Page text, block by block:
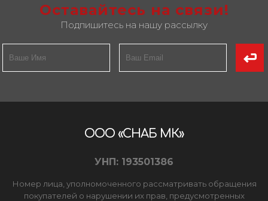
Оставайтесь на связи!
Подпишитесь на нашу рассылку
ООО «СНАБ МК»
УНП: 193501386
Номер лица, уполномоченного рассматривать обращения
покупателей о нарушении их прав, предусмотренных